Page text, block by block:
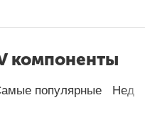
компоненты
популярные